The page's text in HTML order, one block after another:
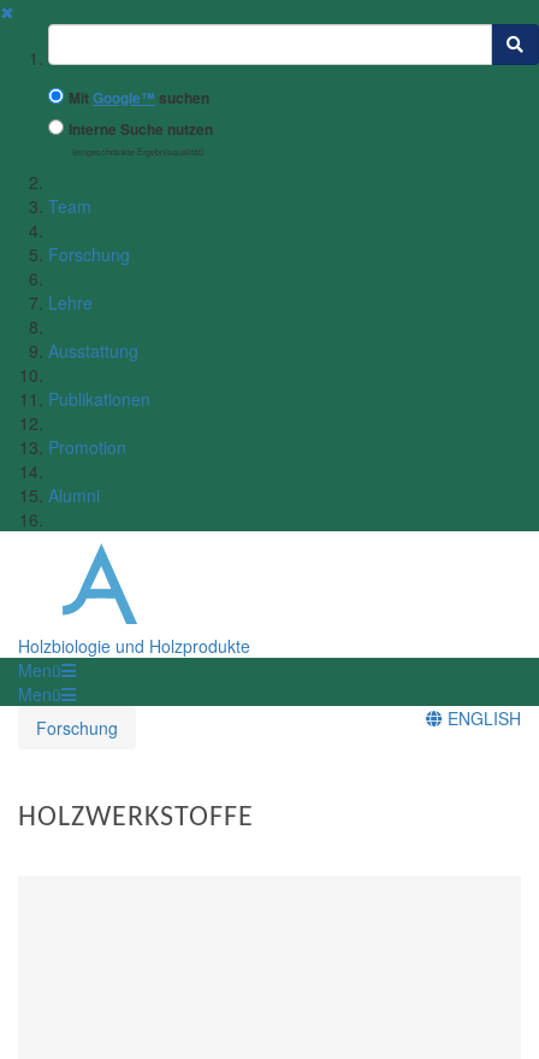
✖
Suchbegriff
MitGoogle™ suchen
Interne Suche nutzen
(eingeschränkte Ergebnisqualität)
Team
Forschung
Lehre
Ausstattung
Publikationen
Promotion
Alumni
Holzbiologie und Holzprodukte
Menü
Menü
Forschung
ENGLISH
HOLZWERKSTOFFE